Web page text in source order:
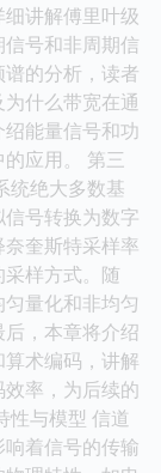
讲解傅里叶级
号和非周期信
的分析，读者
什么带宽在通
能量信号和功
应用。 第三
统绝大多数基
号转换为数字
奎斯特采样率
样方式。随
量化和非均匀
，本章将介绍
术编码，讲解
率，为后续的
性与模型 信道
着信号的传输